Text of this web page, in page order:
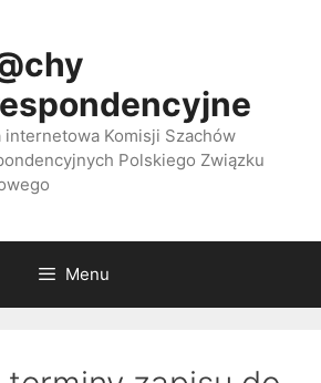
internetowa Komisji Szachów
Polskiego Związku
Menu